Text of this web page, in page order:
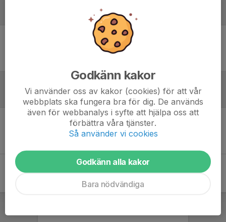
Ingen uppställning ifylld
Referat
Inget referat skrivet
Godkänn kakor
Vi använder oss av kakor (cookies) för att vår
webbplats ska fungera bra för dig. De används
även för webbanalys i syfte att hjälpa oss att
förbättra våra tjänster.
Så använder vi cookies
Godkänn alla kakor
Bara nödvändiga